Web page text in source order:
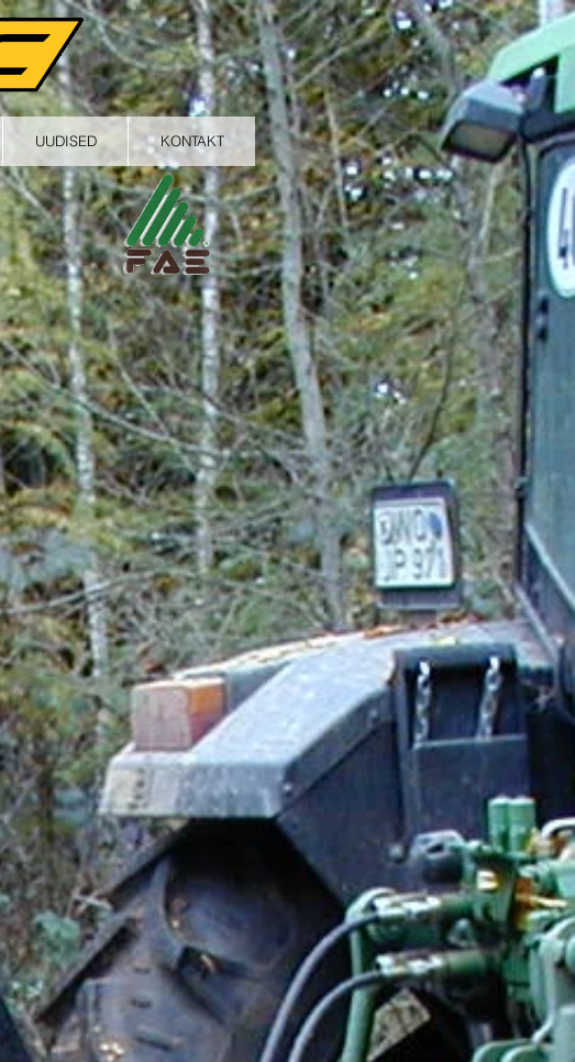
UUDISED KONTAKT